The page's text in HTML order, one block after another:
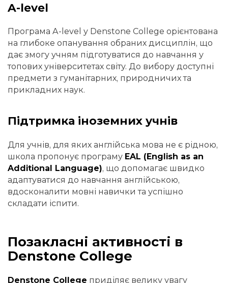
A-level
Програма A-level у Denstone College орієнтована
на глибоке опанування обраних дисциплін, що
дає змогу учням підготуватися до навчання у
топових університетах світу. До вибору доступні
предмети з гуманітарних, природничих та
прикладних наук.
Підтримка іноземних учнів
Для учнів, для яких англійська мова не є рідною,
школа пропонує програму EAL (English as an
Additional Language), що допомагає швидко
адаптуватися до навчання англійською,
вдосконалити мовні навички та успішно
складати іспити.
Позакласні активності в
Denstone College
Denstone College приділяє велику увагу